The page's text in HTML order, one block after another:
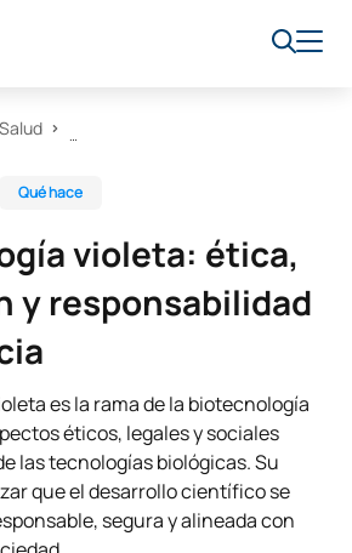
Salud
Qué hace
violeta: ética,
y responsabilidad
es la rama de la biotecnología
éticos, legales y sociales
las tecnologías biológicas. Su
que el desarrollo científico se
segura y alineada con